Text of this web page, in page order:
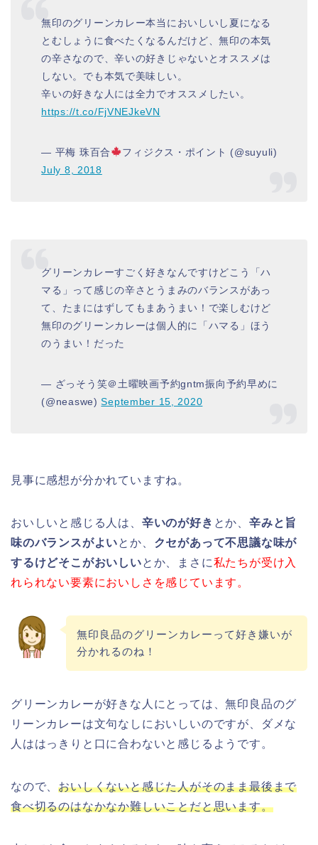
無印のグリーンカレー本当においしいし夏になる
とむしょうに食べたくなるんだけど、無印の本気
の辛さなので、辛いの好きじゃないとオススメは
しない。でも本気で美味しい。
辛いの好きな人には全力でオススメしたい。
https://t.co/FjVNEJkeVN
— 平梅 珠百合
フィジクス・ポイント (@suyuli)
July 8, 2018
グリーンカレーすごく好きなんですけどこう「ハ
マる」って感じの辛さとうまみのバランスがあっ
て、たまにはずしてもまあうまい！で楽しむけど
無印のグリーンカレーは個人的に「ハマる」ほう
のうまい！だった
— ざっそう笑＠土曜映画予約gntm振向予約早めに
(@neaswe)September 15, 2020
見事に感想が分かれていますね。
おいしいと感じる人は、 辛いのが好き とか、辛みと旨
味のバランスがよいとか、 クセがあって不思議な味が
するけどそこがおいしいとか、まさに私たちが受け入
れられない要素においしさを感じています。
無印良品のグリーンカレーって好き嫌いが
分かれるのね！
グリーンカレーが好きな人にとっては、無印良品のグ
リーンカレーは文句なしにおいしいのですが、ダメな
人ははっきりと口に合わないと感じるようです。
なので、おいしくないと感じた人がそのまま最後まで
食べ切るのはなかなか難しいことだと思います。